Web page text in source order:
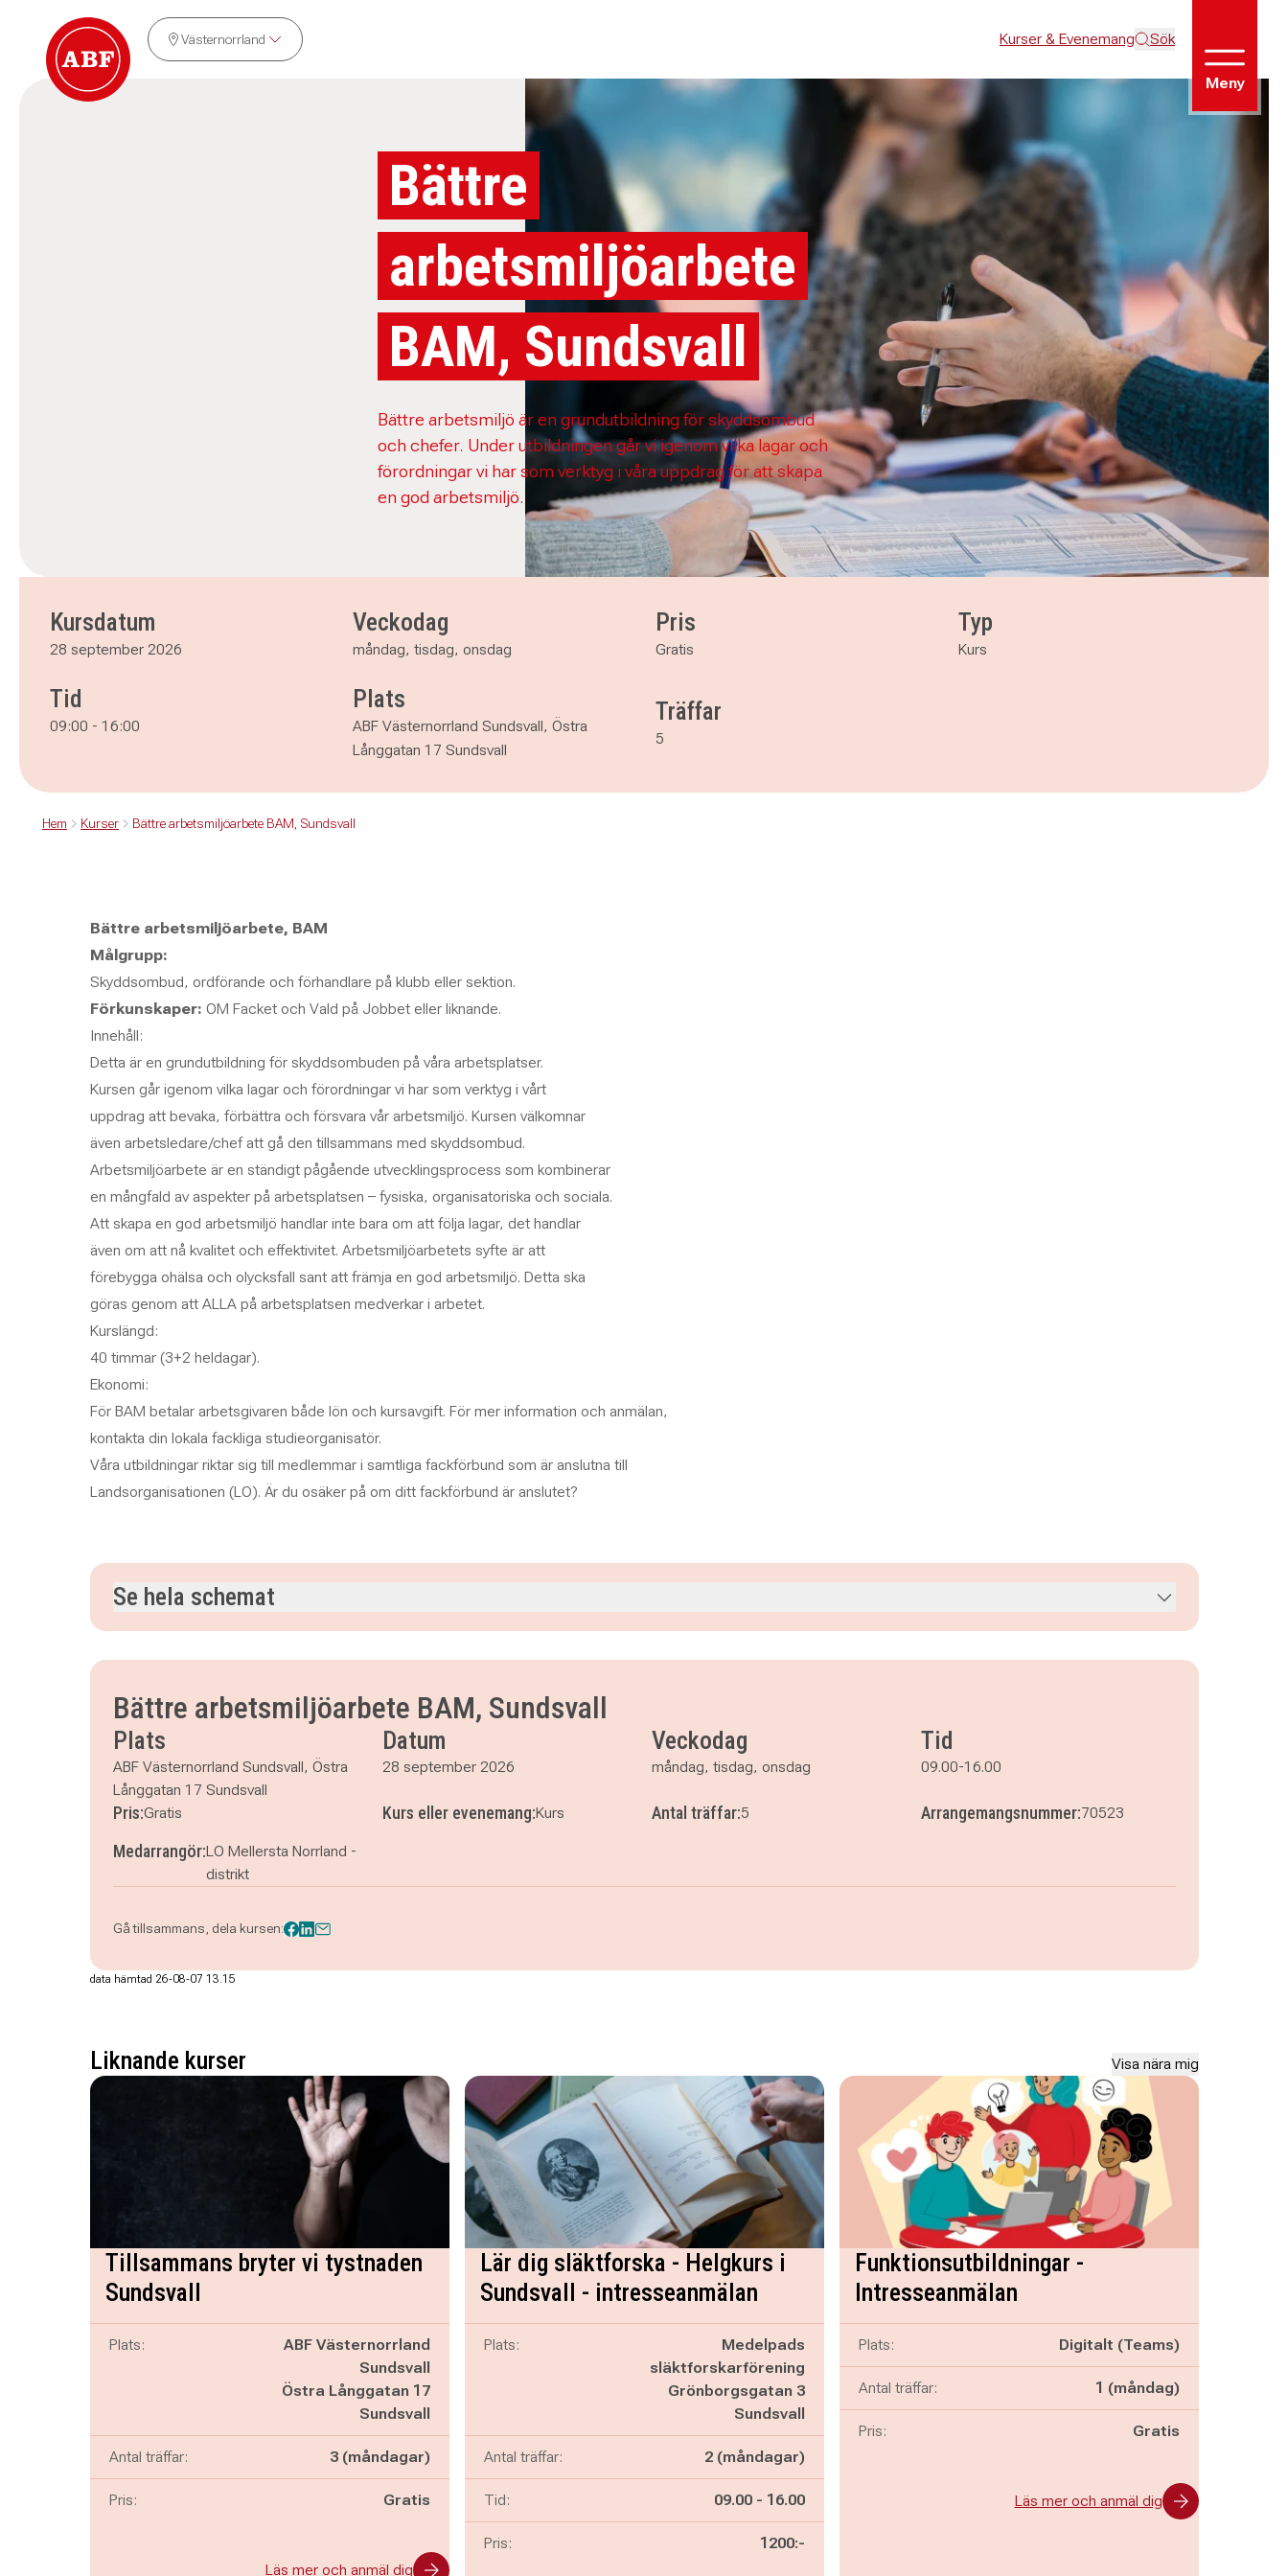
Västernorrland Kurser & Evenemang Sök
Meny
Bättre
arbetsmiljöarbete
BAM, Sundsvall
Bättre arbetsmiljö är en grundutbildning för skyddsombud
och chefer. Under utbildningen går vi igenom vilka lagar och
förordningar vi har som verktyg i våra uppdrag för att skapa
en god arbetsmiljö.
Kursdatum
28 september 2026
Veckodag
måndag, tisdag, onsdag
Tid
09:00 - 16:00
Plats
ABF Västernorrland Sundsvall, Östra
Långgatan 17 Sundsvall
Pris
Gratis
Typ
Kurs
Träffar
5
Hem Kurser Bättre arbetsmiljöarbete BAM, Sundsvall
Bättre arbetsmiljöarbete, BAM
Målgrupp:
Skyddsombud, ordförande och förhandlare på klubb eller sektion.
Förkunskaper: OM Facket och Vald på Jobbet eller liknande.
Innehåll:
Detta är en grundutbildning för skyddsombuden på våra arbetsplatser.
Kursen går igenom vilka lagar och förordningar vi har som verktyg i vårt
uppdrag att bevaka, förbättra och försvara vår arbetsmiljö. Kursen välkomnar
även arbetsledare/chef att gå den tillsammans med skyddsombud.
Arbetsmiljöarbete är en ständigt pågående utvecklingsprocess som kombinerar
en mångfald av aspekter på arbetsplatsen – fysiska, organisatoriska och sociala.
Att skapa en god arbetsmiljö handlar inte bara om att följa lagar, det handlar
även om att nå kvalitet och effektivitet. Arbetsmiljöarbetets syfte är att
förebygga ohälsa och olycksfall sant att främja en god arbetsmiljö. Detta ska
göras genom att ALLA på arbetsplatsen medverkar i arbetet.
Kurslängd:
40 timmar (3+2 heldagar).
Ekonomi:
För BAM betalar arbetsgivaren både lön och kursavgift. För mer information och anmälan,
kontakta din lokala fackliga studieorganisatör.
Våra utbildningar riktar sig till medlemmar i samtliga fackförbund som är anslutna till
Landsorganisationen (LO). Är du osäker på om ditt fackförbund är anslutet?
Se hela schemat
onsdag 30 september 2026klockan 09.00–16.00
måndag 26 oktober 2026klockan 09.00–16.00
tisdag 27 oktober 2026
klockan 09.00–16.00
Bättre arbetsmiljöarbete BAM, Sundsvall
Plats
ABF Västernorrland Sundsvall, Östra
Långgatan 17 Sundsvall
Datum
28 september 2026
Veckodag
måndag, tisdag, onsdag
Tid
09.00-16.00
Pris:Gratis Kurs eller evenemang:Kurs Antal träffar:5 Arrangemangsnummer:70523
Medarrangör:LO Mellersta Norrland -
distrikt
Gå tillsammans, dela kursen:
data hämtad 26-08-07 13.15
Liknande kurser Visa nära mig
Tillsammans bryter vi tystnaden
Sundsvall
Plats:
ABF Västernorrland
Sundsvall
Östra Långgatan 17
Sundsvall
Antal träffar: 3 (måndagar)
Pris: Gratis
Läs mer och anmäl dig
Lär dig släktforska - Helgkurs i
Sundsvall - intresseanmälan
Plats:
Medelpads
släktforskarförening
Grönborgsgatan 3
Sundsvall
Antal träffar: 2 (måndagar)
Tid: Pågår mellan
09.00 - och
16.00
Pris: 1200:-
Funktionsutbildningar -
Intresseanmälan
Plats: Digitalt (Teams)
Antal träffar: 1 (måndag)
Pris: Gratis
Läs mer och anmäl dig